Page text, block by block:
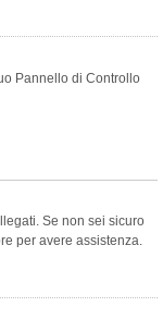
Pannello di Controllo
Se non sei sicuro
per avere assistenza.